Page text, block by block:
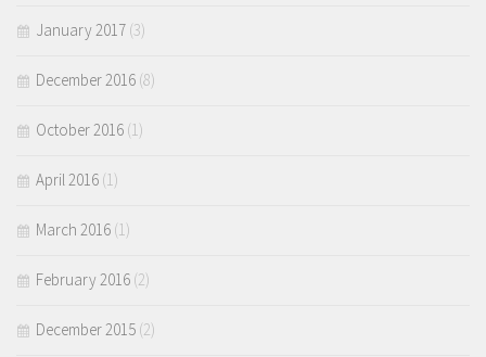
January 2017 (3)
December 2016 (8)
October 2016 (1)
April 2016 (1)
March 2016 (1)
February 2016 (2)
December 2015 (2)